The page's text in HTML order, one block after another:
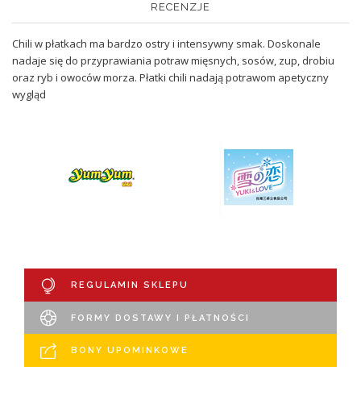
RECENZJE
Chili w płatkach ma bardzo ostry i intensywny smak. Doskonale
nadaje się do przyprawiania potraw mięsnych, sosów, zup, drobiu
oraz ryb i owoców morza. Płatki chili nadają potrawom apetyczny
wygląd
REGULAMIN SKLEPU
FORMY DOSTAWY I PŁATNOŚCI
BONY UPOMINKOWE